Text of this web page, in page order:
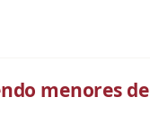
menores de